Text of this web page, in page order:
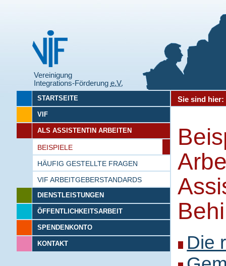
Vereinigung
Integrations-Förderung e.V.
STARTSEITE
VIF
ALS ASSISTENTIN ARBEITEN
BEISPIELE
HÄUFIG GESTELLTE FRAGEN
VIF ARBEITGEBERSTANDARDS
DIENSTLEISTUNGEN
ÖFFENTLICHKEITSARBEIT
SPENDENKONTO
KONTAKT
Sie sind hier:
Die